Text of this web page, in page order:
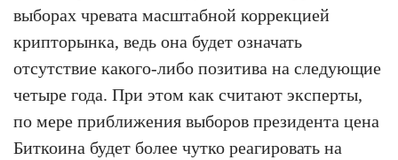
выборах чревата масштабной коррекцией
крипторынка, ведь она будет означать
отсутствие какого-либо позитива на следующие
четыре года. При этом как считают эксперты,
по мере приближения выборов президента цена
Биткоина будет более чутко реагировать на